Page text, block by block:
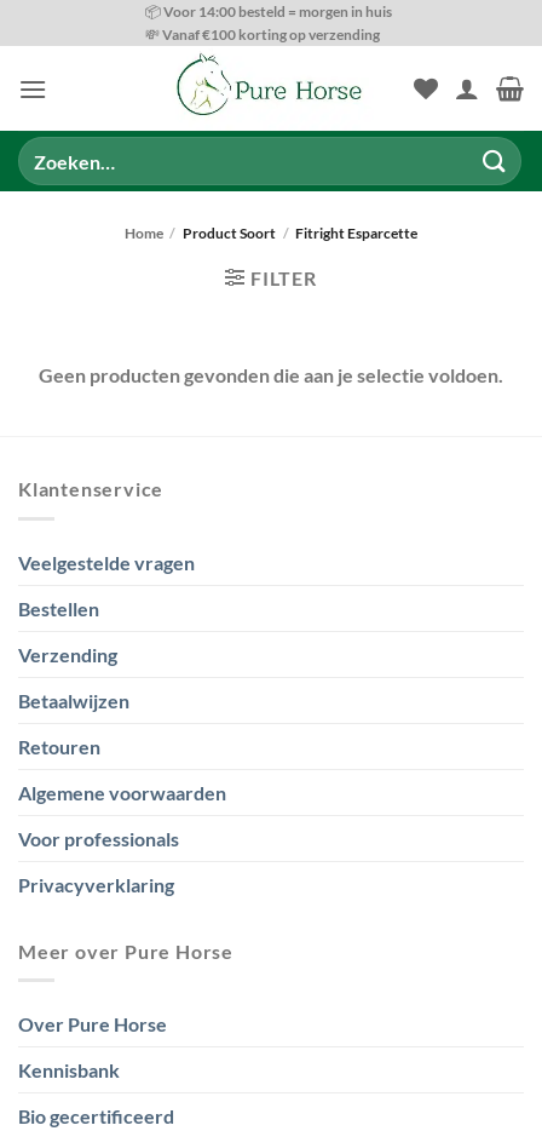
naar
📦 Voor 14:00 besteld = morgen in huis
💸 Vanaf €100 korting op verzending
Zoeken
naar:
Home / Product Soort / Fitright Esparcette
FILTER
Geen producten gevonden die aan je selectie voldoen.
Klantenservice
Veelgestelde vragen
Bestellen
Verzending
Betaalwijzen
Retouren
Algemene voorwaarden
Voor professionals
Privacyverklaring
Meer over Pure Horse
Over Pure Horse
Kennisbank
Bio gecertificeerd